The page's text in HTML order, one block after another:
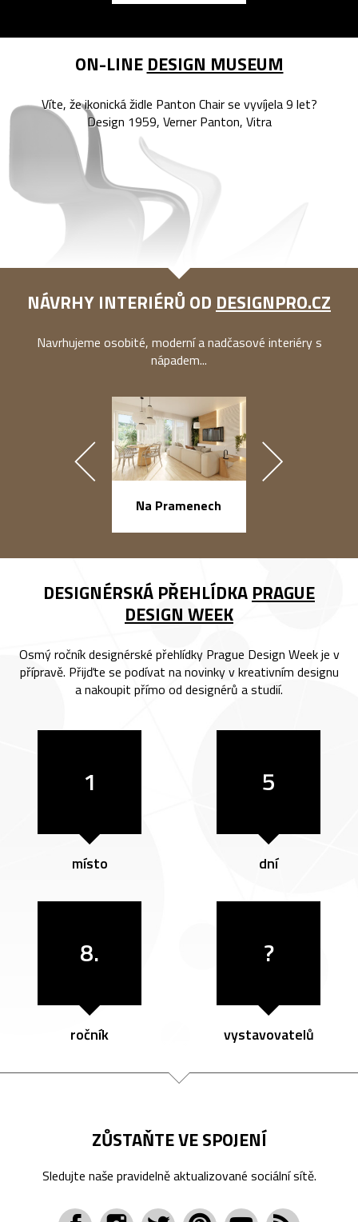
ON-LINE DESIGN MUSEUM
Víte, že ikonická židle Panton Chair se vyvíjela 9 let?
Design 1959, Verner Panton, Vitra
NÁVRHY INTERIÉRŮ OD DESIGNPRO.CZ
Navrhujeme osobité, moderní a nadčasové interiéry s
nápadem...
Na Pramenech
DESIGNÉRSKÁ PŘEHLÍDKA PRAGUE
DESIGN WEEK
Osmý ročník designérské přehlídky Prague Design Week je v
přípravě. Přijďte se podívat na novinky v kreativním designu
a nakoupit přímo od designérů a studií.
1
místo
5
dní
8.
ročník
?
vystavovatelů
ZŮSTAŇTE VE SPOJENÍ
Sledujte naše pravidelně aktualizované sociální sítě.